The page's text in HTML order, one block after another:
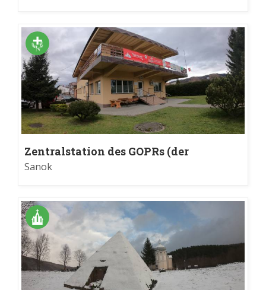
Zentralstation des GOPRs (der
Freiwilligen Bergrettungswacht) in
Sanok
Sanok